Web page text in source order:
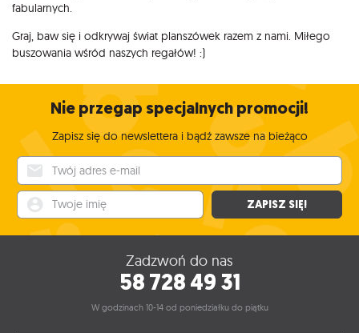
fabularnych.
Graj, baw się i odkrywaj świat planszówek razem z nami. Miłego
buszowania wśród naszych regałów! :)
Nie przegap specjalnych promocji!
Zapisz się do newslettera i bądź zawsze na bieżąco
ZAPISZ SIĘ!
Zadzwoń do nas
58 728 49 31
W godzinach 10-14 od poniedziałku do piątku